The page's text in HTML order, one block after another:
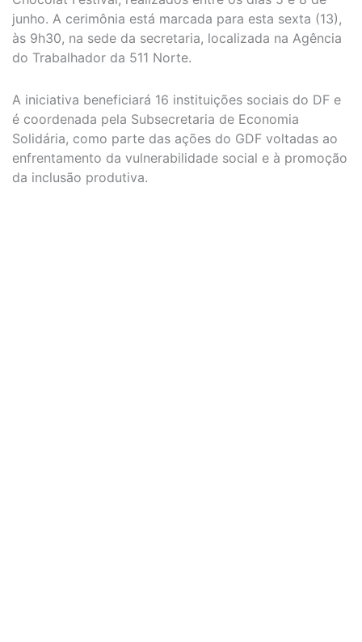
junho. A cerimônia está marcada para esta sexta (13),
às 9h30, na sede da secretaria, localizada na Agência
do Trabalhador da 511 Norte.
A iniciativa beneficiará 16 instituições sociais do DF e
é coordenada pela Subsecretaria de Economia
Solidária, como parte das ações do GDF voltadas ao
enfrentamento da vulnerabilidade social e à promoção
da inclusão produtiva.